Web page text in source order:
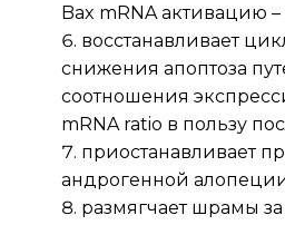
Bax mRNA активацию –
восстанавливает
снижения апоптоза
соотношения
mRNA ratio в пользу
приостанавливает
андрогенной
размягчает шрамы